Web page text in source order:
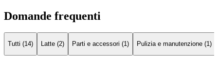
Domande frequenti
Tutti (14) Latte (2) Parti e accessori (1) Pulizia e manutenzione (1)